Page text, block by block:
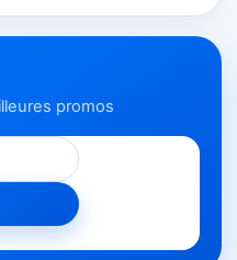
promos